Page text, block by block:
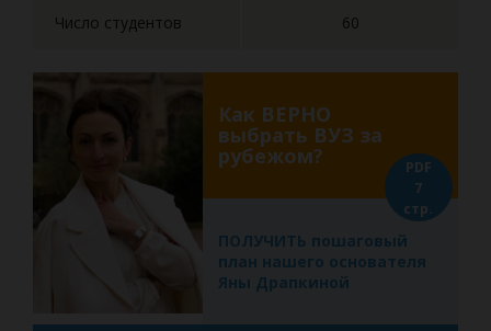
Число студентов 60
Как ВЕРНО
выбрать ВУЗ за
рубежом?
ПОЛУЧИТЬ пошаговый
план нашего основателя
Яны Драпкиной
PDF
7
стр.